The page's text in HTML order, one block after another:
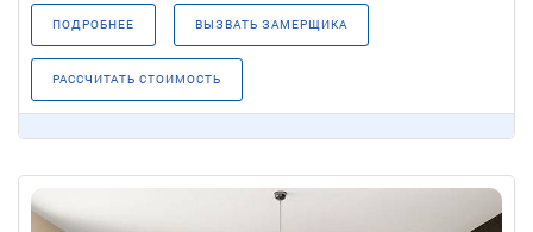
ПОДРОБНЕЕ ВЫЗВАТЬ ЗАМЕРЩИКА
РАССЧИТАТЬ СТОИМОСТЬ